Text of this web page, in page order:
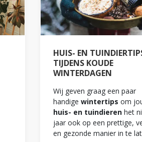
HUIS- EN
TIJDENS KOUDE
WINTERDAGEN
Wij geven graag een paar
handige wintertips om
huis- en tuindieren het
jaar ook op een prettige,
en gezonde manier in te